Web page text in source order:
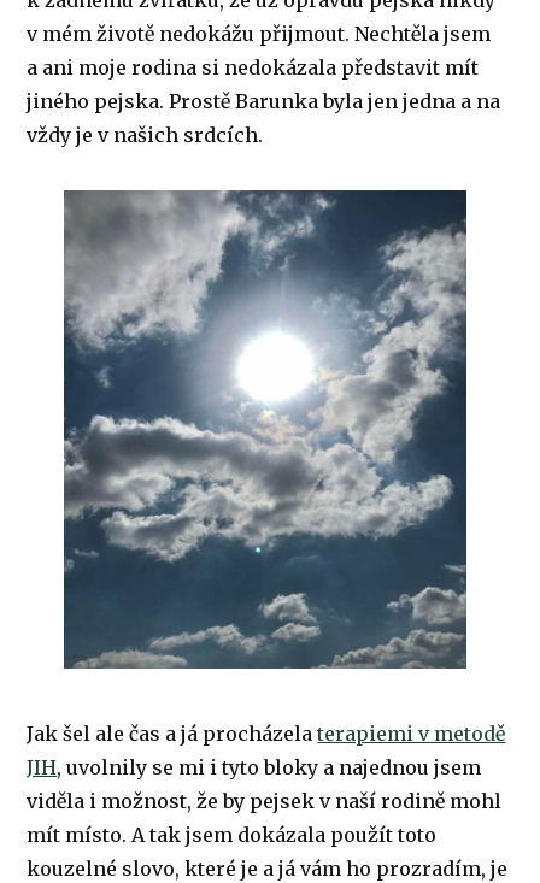
v mém životě nedokážu přijmout. Nechtěla jsem
a ani moje rodina si nedokázala představit mít
jiného pejska. Prostě Barunka byla jen jedna a na
vždy je v našich srdcích.
Jak šel ale čas a já procházelaterapiemi v metodě
JIH, uvolnily se mi i tyto bloky a najednou jsem
viděla i možnost, že by pejsek v naší rodině mohl
mít místo. A tak jsem dokázala použít toto
kouzelné slovo, které je a já vám ho prozradím, je